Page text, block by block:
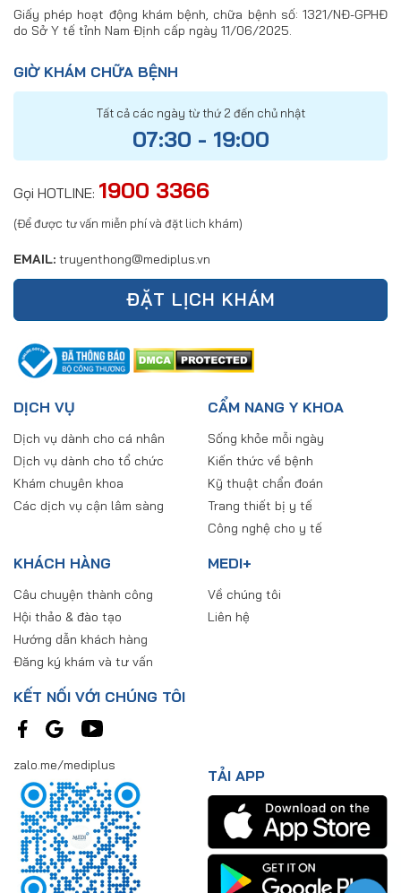
Giấy phép hoạt động khám bệnh, chữa bệnh số: 1321/NĐ-GPHĐ
do Sở Y tế tỉnh Nam Định cấp ngày 11/06/2025.
GIỜ KHÁM CHỮA BỆNH
Tất cả các ngày từ thứ 2 đến chủ nhật
07:30 - 19:00
Gọi HOTLINE: 1900 3366
(Để được tư vấn miễn phí và đặt lich khám)
EMAIL: truyenthong@mediplus.vn
ĐẶT LỊCH KHÁM
DỊCH VỤ
Dịch vụ dành cho cá nhân
Dịch vụ dành cho tổ chức
Khám chuyên khoa
Các dịch vụ cận lâm sàng
CẨM NANG Y KHOA
Sống khỏe mỗi ngày
Kiến thức về bệnh
Kỹ thuật chẩn đoán
Trang thiết bị y tế
Công nghệ cho y tế
KHÁCH HÀNG
Câu chuyện thành công
Hội thảo & đào tạo
Hướng dẫn khách hàng
Đăng ký khám và tư vấn
MEDI+
Về chúng tôi
Liên hệ
KẾT NỐI VỚI CHÚNG TÔI
zalo.me/mediplus
TẢI APP